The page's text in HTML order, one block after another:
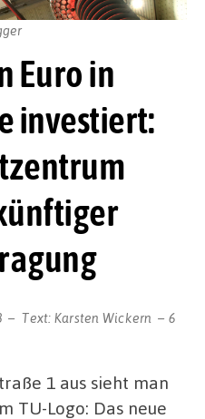
Euro in
investiert:
Text: Karsten Wickern
6
1 aus sieht man
TU-Logo: Das neue